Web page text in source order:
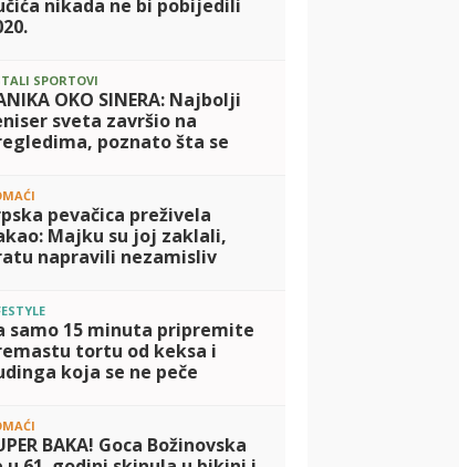
nikada ne bi pobijedili
SPORTOVI
OKO SINERA: Najbolji
sveta završio na
poznato šta se
pevačica preživela
Majku su joj zaklali,
napravili nezamisliv
samo j
samo 15 minuta pripremite
tortu od keksa i
koja se ne peče
BAKA! Goca Božinovska